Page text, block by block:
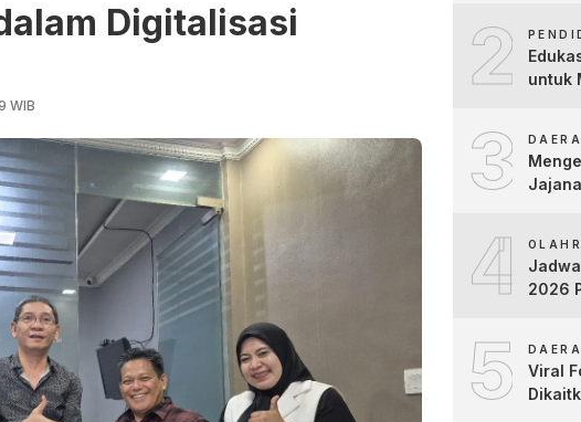
Digitalisasi
WIB
2
untuk
Kartini
3
4
2026
5
Viral